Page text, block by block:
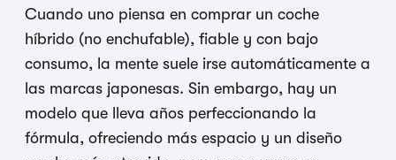
Cuando uno piensa en comprar un coche
híbrido (no enchufable), fiable y con bajo
consumo, la mente suele irse automáticamente a
las marcas japonesas. Sin embargo, hay un
modelo que lleva años perfeccionando la
fórmula, ofreciendo más espacio y un diseño